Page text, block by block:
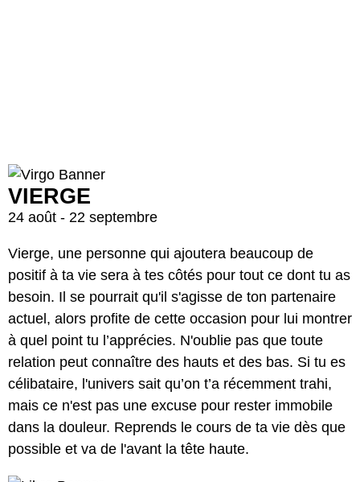
VIERGE
24 août - 22 septembre
Vierge, une personne qui ajoutera beaucoup de
positif à ta vie sera à tes côtés pour tout ce dont tu as
besoin. Il se pourrait qu'il s'agisse de ton partenaire
actuel, alors profite de cette occasion pour lui montrer
à quel point tu l’apprécies. N'oublie pas que toute
relation peut connaître des hauts et des bas. Si tu es
célibataire, l'univers sait qu’on t’a récemment trahi,
mais ce n'est pas une excuse pour rester immobile
dans la douleur. Reprends le cours de ta vie dès que
possible et va de l'avant la tête haute.